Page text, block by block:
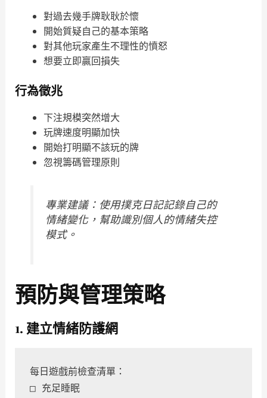
對過去幾手牌耿耿於懷
開始質疑自己的基本策略
對其他玩家產生不理性的憤怒
想要立即贏回損失
行為徵兆
下注規模突然增大
玩牌速度明顯加快
開始打明顯不該玩的牌
忽視籌碼管理原則
專業建議：使用撲克日記記錄自己的
情緒變化，幫助識別個人的情緒失控
模式。
預防與管理策略
1. 建立情緒防護網
每日遊戲前檢查清單：
□ 充足睡眠